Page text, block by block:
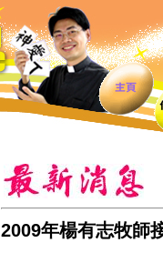
2009年楊有志牧師